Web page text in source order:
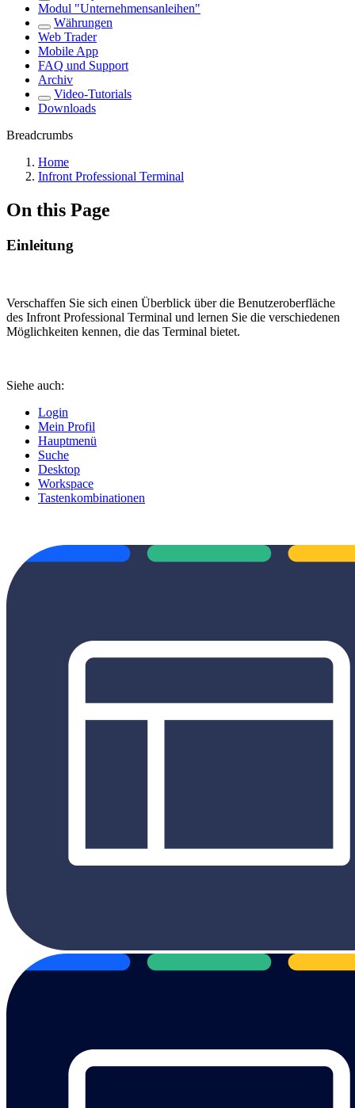
Modul "Unternehmensanleihen"
Währungen
Web Trader
Mobile App
FAQ und Support
Archiv
Video-Tutorials
Downloads
Breadcrumbs
Home
Infront Professional Terminal
On this Page
Einleitung
Verschaffen Sie sich einen Überblick über die Benutzeroberfläche
des Infront Professional Terminal und lernen Sie die verschiedenen
Möglichkeiten kennen, die das Terminal bietet.
Siehe auch:
Login
Mein Profil
Hauptmenü
Suche
Desktop
Workspace
Tastenkombinationen